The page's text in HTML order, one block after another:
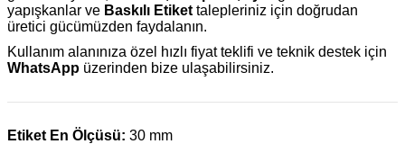
yapışkanlar ve Baskılı Etiket talepleriniz için doğrudan
üretici gücümüzden faydalanın.
Kullanım alanınıza özel hızlı fiyat teklifi ve teknik destek için
WhatsApp üzerinden bize ulaşabilirsiniz.
Etiket En Ölçüsü: 30 mm